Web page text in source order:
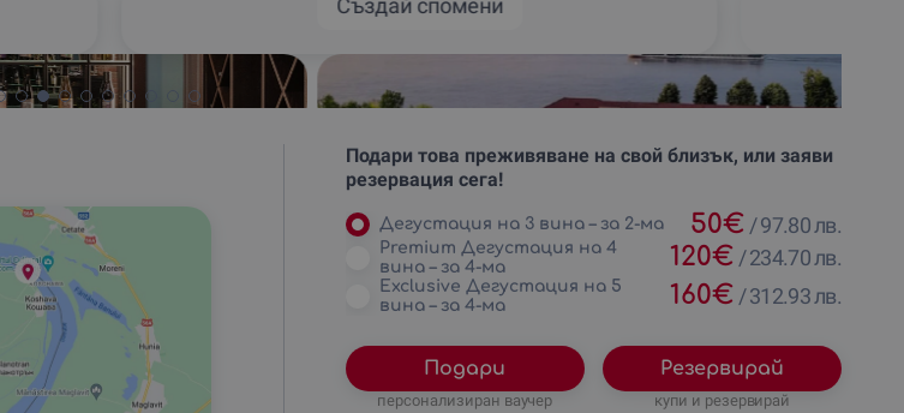
Създай спомени
Подари това преживяване на свой близък, или заяви
резервация сега!
Дегустация на 3 вина – за 2-ма 50€ /97.80 лв.
Premium Дегустация на 4
вина – за 4-ма
120€ /234.70 лв.
Exclusive Дегустация на 5
вина – за 4-ма
160€ /312.93 лв.
Подари
персонализиран ваучер
Резервирай
купи и резервирай